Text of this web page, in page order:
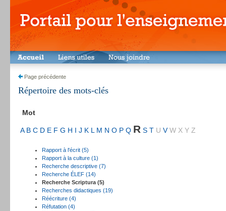
Page précédente
Répertoire des mots-clés
Mot
A B C D E F G H I J K L M N O P Q R S T U V W X Y Z
Rapport à l'écrit (5)
Rapport à la culture (1)
Recherche descriptive (7)
Recherche ÉLEF (14)
Recherche Scriptura (5)
Recherches didactiques (19)
Réécriture (4)
Réfutation (4)